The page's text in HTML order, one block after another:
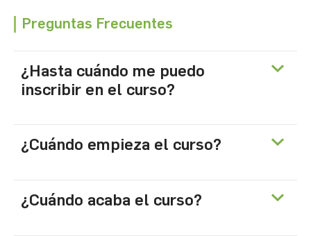
Preguntas Frecuentes
¿Hasta cuándo me puedo
inscribir en el curso?
¿Cuándo empieza el curso?
¿Cuándo acaba el curso?